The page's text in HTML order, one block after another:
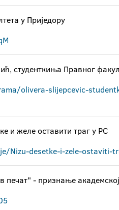
у Приједору
студенткиња Правног
olivera-slijepcevic-
и желе оставити траг у РС
Nizu-desetke-i-zele-ostaviti-
печат" - признање